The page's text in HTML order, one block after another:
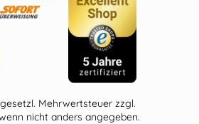
Mehrwertsteuer zzgl.
nicht anders angegeben.